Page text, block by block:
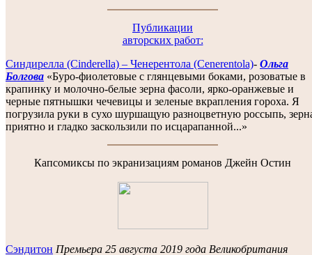
Публикации
авторских работ:
Синдирелла (Сinderella) – Ченерентола (Cenerentola)- Ольга
Болгова «Буро-фиолетовые с глянцевыми боками, розоватые в
крапинку и молочно-белые зерна фасоли, ярко-оранжевые и
черные пятнышки чечевицы и зеленые вкрапления гороха. Я
погрузила руки в сухо шуршащую разноцветную россыпь,
приятно и гладко заскользили по исцарапанной...»
Капсомиксы по экранизациям романов Джейн Остин
Сэндитон Премьера 25 августа 2019 года Великобритания